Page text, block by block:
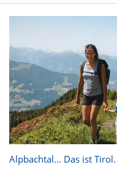
Alpbachtal… Das ist Tirol.